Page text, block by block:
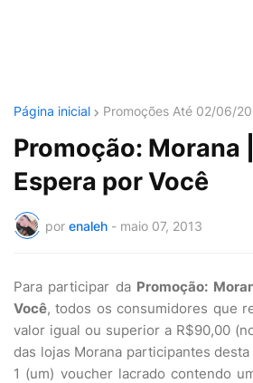
Página inicial Promoções Até 02/06/
Promoção: Morana
Espera por Você
por enaleh - maio 07, 2013
Para participar da Promoção:
Você, todos os consumidores que
valor igual ou superior a R$90,00
das lojas Morana participantes
1 (um) voucher lacrado contendo